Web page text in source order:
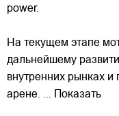
power.
На текущем этапе
дальнейшему
внутренних рынках
арене. ... Показать